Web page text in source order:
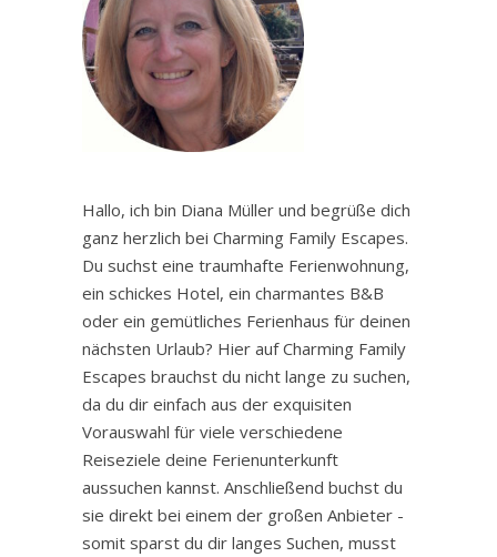
Hallo, ich bin Diana Müller und begrüße dich
ganz herzlich bei Charming Family Escapes.
Du suchst eine traumhafte Ferienwohnung,
ein schickes Hotel, ein charmantes B&B
oder ein gemütliches Ferienhaus für deinen
nächsten Urlaub? Hier auf Charming Family
Escapes brauchst du nicht lange zu suchen,
da du dir einfach aus der exquisiten
Vorauswahl für viele verschiedene
Reiseziele deine Ferienunterkunft
aussuchen kannst. Anschließend buchst du
sie direkt bei einem der großen Anbieter -
somit sparst du dir langes Suchen, musst